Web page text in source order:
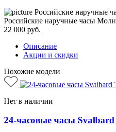
Российские наручные часы
22 000 руб.
Описание
Акции и скидки
Похожие модели
Нет в наличии
24-часовые часы